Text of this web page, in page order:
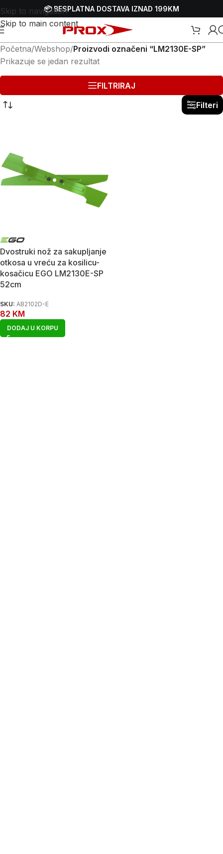
Skip to navigation
Skip to main content
📦 BESPLATNA DOSTAVA IZNAD 199KM
Početna/Webshop/Proizvodi označeni “LM2130E-SP”
Prikazuje se jedan rezultat
FILTRIRAJ
Filteri
Dvostruki nož za sakupljanje
otkosa u vreću za kosilicu-
kosačicu EGO LM2130E-SP
52cm
SKU: AB2102D-E
82 KM
DODAJ U KORPU